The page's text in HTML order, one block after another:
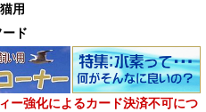
用
ド
ー強化によるカード決済不可につ